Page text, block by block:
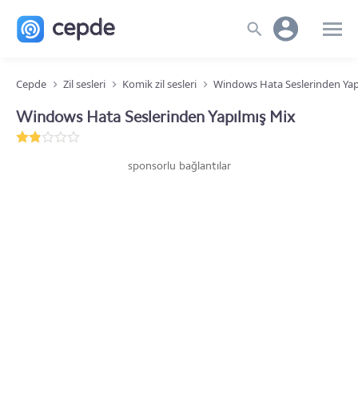
Cepde Zil sesleri Komik zil sesleri Windows Hata Seslerinden
Windows Hata Seslerinden Yapılmış Mix
sponsorlu bağlantılar